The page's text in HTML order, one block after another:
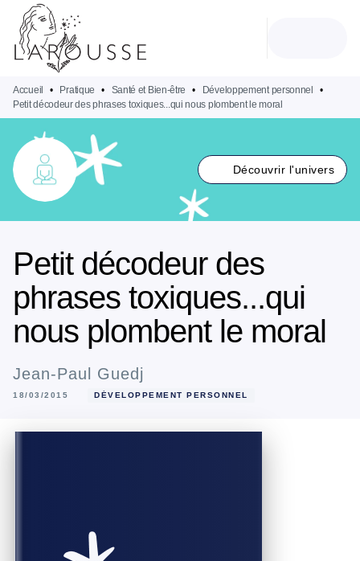
MENU
PIED DE PAGE
Accueil • Pratique • Santé et Bien-être • Développement personnel
•
Petit décodeur des phrases toxiques...qui nous plombent le moral
Découvrir l'univers
Petit décodeur des
phrases toxiques...qui
nous plombent le moral
Jean-Paul Guedj
18/03/2015 DÉVELOPPEMENT PERSONNEL